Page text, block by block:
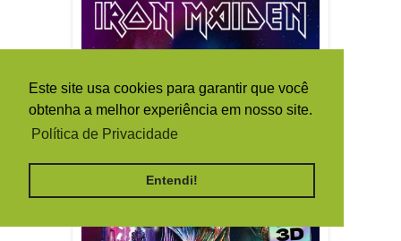
Este site usa cookies para garantir que você
obtenha a melhor experiência em nosso site.
Política de Privacidade
Entendi!